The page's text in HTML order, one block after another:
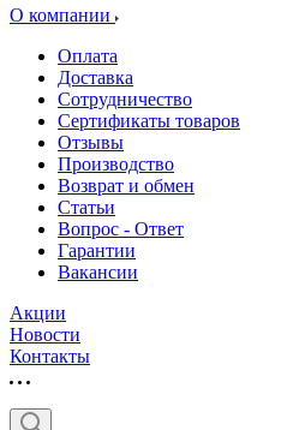
О компании
Оплата
Доставка
Сотрудничество
Сертификаты товаров
Отзывы
Производство
Возврат и обмен
Статьи
Вопрос - Ответ
Гарантии
Вакансии
Акции
Новости
Контакты